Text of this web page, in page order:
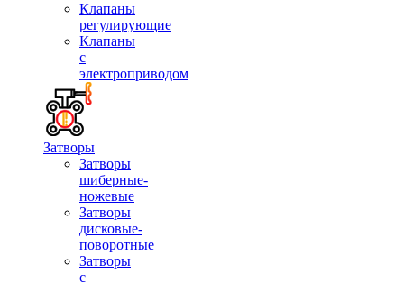
Клапаны
регулирующие
Клапаны
с
электроприводом
Затворы
Затворы
шиберные-
ножевые
Затворы
дисковые-
поворотные
Затворы
с